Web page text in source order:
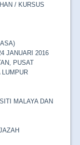
/ KURSUS
JANUARI 2016
PUSAT
LUMPUR
MALAYA DAN